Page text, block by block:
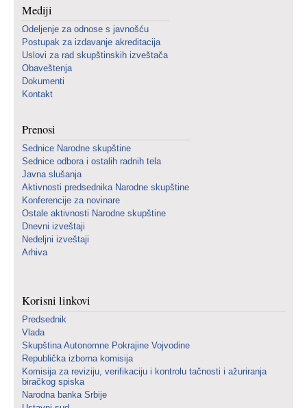
Mediji
Odeljenje za odnose s javnošću
Postupak za izdavanje akreditacija
Uslovi za rad skupštinskih izveštača
Obaveštenja
Dokumenti
Kontakt
Prenosi
Sednice Narodne skupštine
Sednice odbora i ostalih radnih tela
Javna slušanja
Aktivnosti predsednika Narodne skupštine
Konferencije za novinare
Ostale aktivnosti Narodne skupštine
Dnevni izveštaji
Nedeljni izveštaji
Arhiva
Korisni linkovi
Predsednik
Vlada
Skupština Autonomne Pokrajine Vojvodine
Republička izborna komisija
Komisija za reviziju, verifikaciju i kontrolu tačnosti i ažuriranja
biračkog spiska
Narodna banka Srbije